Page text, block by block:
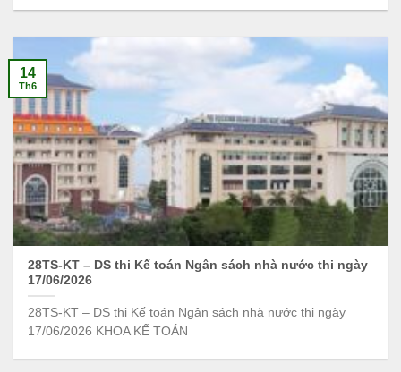
28TS-KT – DS thi Kế toán Ngân sách nhà nước thi ngày
17/06/2026
28TS-KT – DS thi Kế toán Ngân sách nhà nước thi ngày
17/06/2026 KHOA KẾ TOÁN
14
Th6